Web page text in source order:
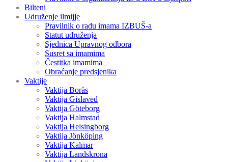
Bilteni
Udruženje ilmijje
Pravilnik o radu imama IZBUŠ-a
Statut udruženja
Sjednica Upravnog odbora
Susret sa imamima
Čestitka imamima
Obraćanje predsjenika
Vaktije
Vaktija Borås
Vaktija Gislaved
Vaktija Göteborg
Vaktija Halmstad
Vaktija Helsingborg
Vaktija Jönköping
Vaktija Kalmar
Vaktija Landskrona